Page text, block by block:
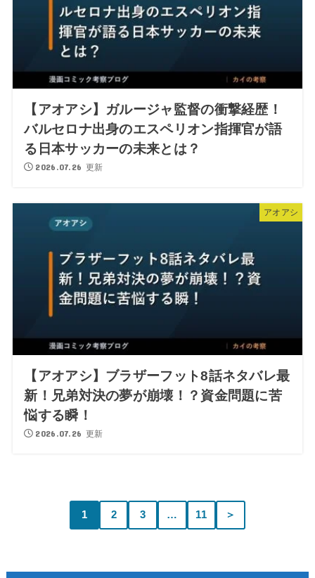
【アオアシ】ガルージャ監督の衝撃経歴！
バルセロナ出身のエスペリオン指揮官が語
る日本サッカーの未来とは？
2026.07.26 更新
アオアシ
【アオアシ】ブラザーフット8話ネタバレ最
新！兄弟対決の夢が崩壊！？資金問題に苦
悩する瞬！
2026.07.26 更新
1 2 3 … 11 ＞